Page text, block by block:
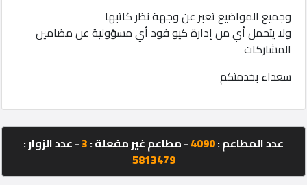
إتصل
بنا
المنتدى
Qfood.company
وجميع المواضيع تعبر عن وجهة نظر كاتبها
ولا يتحمل أي من إدارة كيو فود أي مسؤولية عن مضامين
المشاركات
سعداء بخدمتكم
عدد المطاعم :4090- مطاعم غير مفعلة :3- عدد الزوار :
5813479